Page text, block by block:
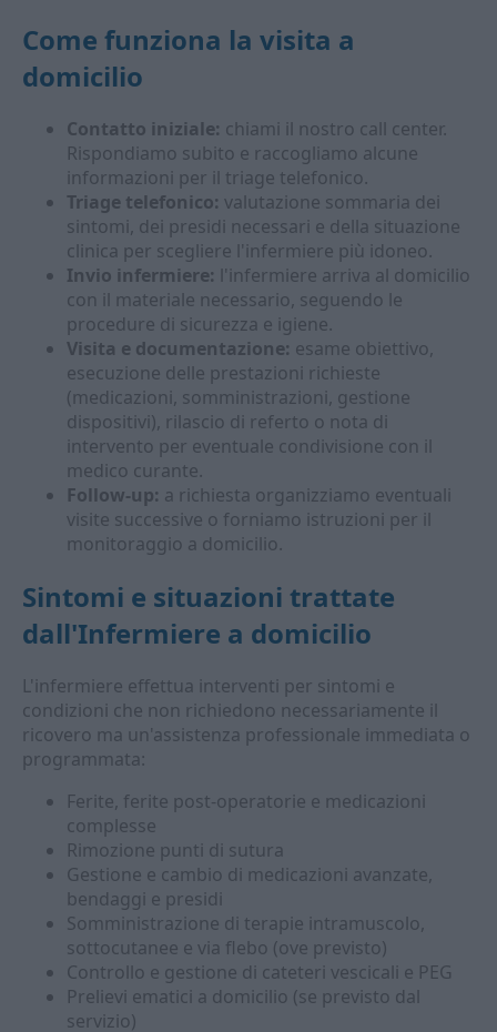
Come funziona la visita a
domicilio
Contatto iniziale: chiami il nostro call center.
Rispondiamo subito e raccogliamo alcune
informazioni per il triage telefonico.
Triage telefonico: valutazione sommaria dei
sintomi, dei presidi necessari e della situazione
clinica per scegliere l'infermiere più idoneo.
Invio infermiere: l'infermiere arriva al domicilio
con il materiale necessario, seguendo le
procedure di sicurezza e igiene.
Visita e documentazione: esame obiettivo,
esecuzione delle prestazioni richieste
(medicazioni, somministrazioni, gestione
dispositivi), rilascio di referto o nota di
intervento per eventuale condivisione con il
medico curante.
Follow-up: a richiesta organizziamo eventuali
visite successive o forniamo istruzioni per il
monitoraggio a domicilio.
Sintomi e situazioni trattate
dall'Infermiere a domicilio
L'infermiere effettua interventi per sintomi e
condizioni che non richiedono necessariamente il
ricovero ma un'assistenza professionale immediata o
programmata:
Ferite, ferite post-operatorie e medicazioni
complesse
Rimozione punti di sutura
Gestione e cambio di medicazioni avanzate,
bendaggi e presidi
Somministrazione di terapie intramuscolo,
sottocutanee e via flebo (ove previsto)
Controllo e gestione di cateteri vescicali e PEG
Prelievi ematici a domicilio (se previsto dal
servizio)